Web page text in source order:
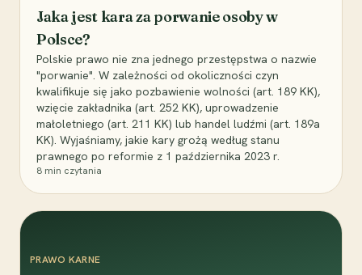
Jaka jest kara za porwanie osoby w
Polsce?
Polskie prawo nie zna jednego przestępstwa o nazwie
"porwanie". W zależności od okoliczności czyn
kwalifikuje się jako pozbawienie wolności (art. 189 KK),
wzięcie zakładnika (art. 252 KK), uprowadzenie
małoletniego (art. 211 KK) lub handel ludźmi (art. 189a
KK). Wyjaśniamy, jakie kary grożą według stanu
prawnego po reformie z 1 października 2023 r.
8 min czytania
PRAWO KARNE